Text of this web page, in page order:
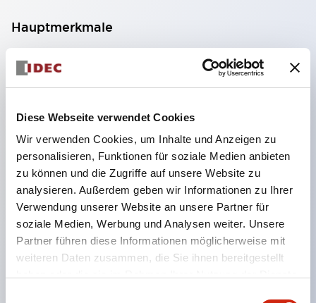
Diese Webseite verwendet Cookies
Wir verwenden Cookies, um Inhalte und Anzeigen zu
personalisieren, Funktionen für soziale Medien anbieten
zu können und die Zugriffe auf unsere Website zu
analysieren. Außerdem geben wir Informationen zu Ihrer
Verwendung unserer Website an unsere Partner für
soziale Medien, Werbung und Analysen weiter. Unsere
Partner führen diese Informationen möglicherweise mit
weiteren Daten zusammen, die Sie ihnen bereitgestellt
Hauptmerkmale
Kleinster Leistungsrelais mit 2 Polen und
Doppelkontakt (nur Flügelklemmen-Ausführung.
leuchtendem LED-Anzeigelicht für
Betriebszustand ausgestattet (ausgenommen
einfache Ausführung). IDECs einzigartige LED-
Konstruktion gewährleistet klare Sichtbarkeit,
sodass der Leuchtzustand leicht erkannt werden
kann.
Erhältlich mit Dioden für Vorwärts- und